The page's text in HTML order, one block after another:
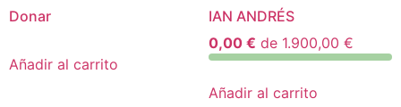
Donar
Añadir al carrito
IAN ANDRÉS
0,00 € de 1.900,00 €
Añadir al carrito